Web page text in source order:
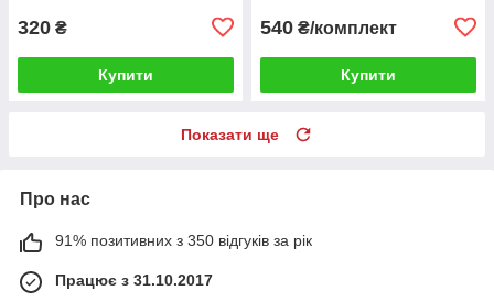
320 ₴
Купити
540 ₴/комплект
Купити
Показати ще
Про нас
91% позитивних з 350 відгуків за рік
Працює з 31.10.2017